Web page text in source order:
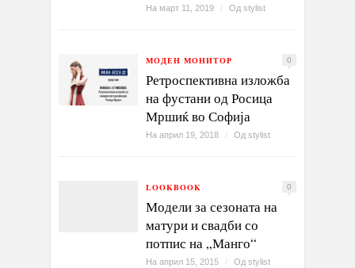
На март 11, 2019 / Од stylist
МОДЕН МОНИТОР 0
Ретроспективна изложба
на фустани од Росица
Мршиќ во Софија
На април 19, 2018 / Од stylist
LOOKBOOK 0
Модели за сезоната на
матури и свадби со
потпис на „Манго“
На април 15, 2015 / Од stylist